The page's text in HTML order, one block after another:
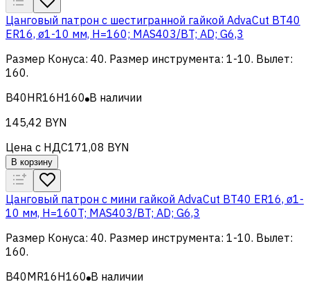
Цанговый патрон c шестигранной гайкой AdvaCut BT40
ER16, ø1-10 мм, H=160; MAS403/BT; AD; G6,3
Размер Конуса: 40. Размер инструмента: 1-10. Вылет:
160.
B40HR16H160 В наличии
145,42 BYN
Цена с НДС171,08 BYN
В корзину
Цанговый патрон c мини гайкой AdvaCut BT40 ER16, ø1-
10 мм, H=160T; MAS403/BT; AD; G6,3
Размер Конуса: 40. Размер инструмента: 1-10. Вылет:
160.
B40MR16H160 В наличии